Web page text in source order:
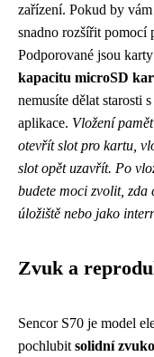
zařízení. Pokud by
snadno rozšířit pomocí
Podporované jsou
kapacitu microSD
nemusíte dělat starosti
aplikace. Vložení
otevřít slot pro kartu,
slot opět uzavřít. Po
budete moci zvolit, zda
úložiště nebo jako
Zvuk a
Sencor S70 je model
pochlubit solidní